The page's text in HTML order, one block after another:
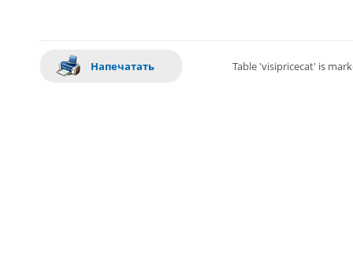
Напечатать Table 'visipricecat' is